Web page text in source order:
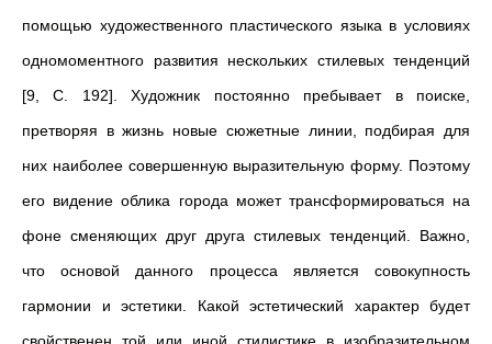
помощью художественного пластического языка в условиях
одномоментного развития нескольких стилевых тенденций
[9, С. 192]. Художник постоянно пребывает в поиске,
претворяя в жизнь новые сюжетные линии, подбирая для
них наиболее совершенную выразительную форму. Поэтому
его видение облика города может трансформироваться на
фоне сменяющих друг друга стилевых тенденций. Важно,
что основой данного процесса является совокупность
гармонии и эстетики. Какой эстетический характер будет